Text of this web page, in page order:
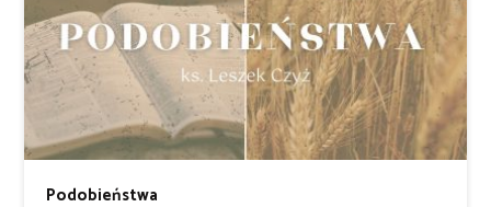
Podobieństwa